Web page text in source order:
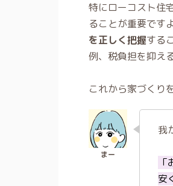
特にローコスト住
ることが重要です
を正しく把握する
例、税負担を抑え
これから家づくり
我
安